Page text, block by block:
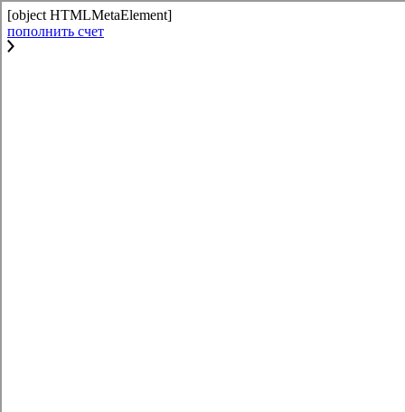
[object HTMLMetaElement]
пополнить счет